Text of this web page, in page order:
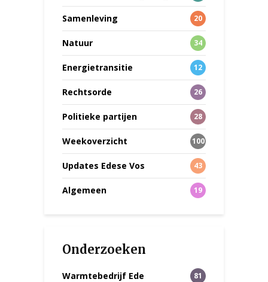
Samenleving 20
Natuur 34
Energietransitie 12
Rechtsorde 26
Politieke partijen 28
Weekoverzicht 100
Updates Edese Vos 43
Algemeen 19
Onderzoeken
Warmtebedrijf Ede 81